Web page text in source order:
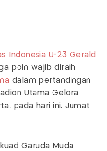
Indonesia U-23 Gerald
poin wajib diraih
dalam pertandingan
Utama Gelora
pada hari ini, Jumat
Garuda Muda